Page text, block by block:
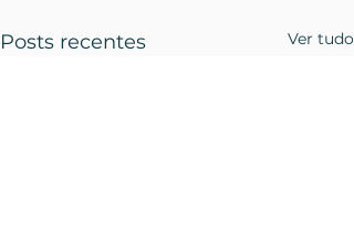
Posts recentes Ver tudo